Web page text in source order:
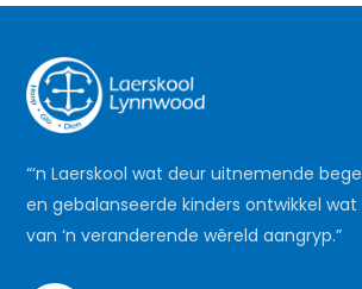
“‘n Laerskool wat deur uitnemende
en gebalanseerde kinders ontwikkel
van ‘n veranderende wêreld aangryp.”